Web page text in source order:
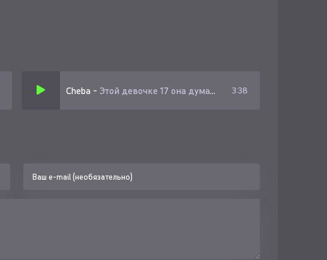
Cheba -Этой девочке 17 она думает ей можно раздвигать ноги в прихожей 3:38